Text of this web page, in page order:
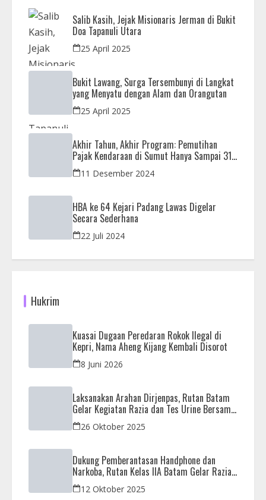
Salib Kasih, Jejak Misionaris Jerman di Bukit
Doa Tapanuli Utara
25 April 2025
Bukit Lawang, Surga Tersembunyi di Langkat
yang Menyatu dengan Alam dan Orangutan
25 April 2025
Akhir Tahun, Akhir Program: Pemutihan
Pajak Kendaraan di Sumut Hanya Sampai 31
Desember
11 Desember 2024
HBA ke 64 Kejari Padang Lawas Digelar
Secara Sederhana
22 Juli 2024
Hukrim
Kuasai Dugaan Peredaran Rokok Ilegal di
Kepri, Nama Aheng Kijang Kembali Disorot
8 Juni 2026
Laksanakan Arahan Dirjenpas, Rutan Batam
Gelar Kegiatan Razia dan Tes Urine Bersama
APH26 Oktober 2025
Dukung Pemberantasan Handphone dan
Narkoba, Rutan Kelas IIA Batam Gelar Razia
Bersama Aparat Penegak Hukum
12 Oktober 2025